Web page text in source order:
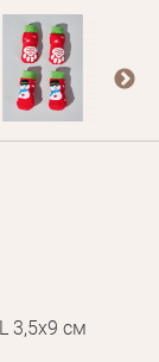
L 3,5х9 см